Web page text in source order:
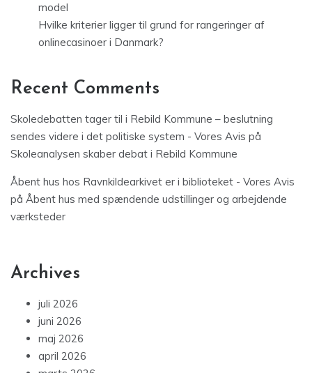
model
Hvilke kriterier ligger til grund for rangeringer af
onlinecasinoer i Danmark?
Recent Comments
Skoledebatten tager til i Rebild Kommune – beslutning
sendes videre i det politiske system - Vores Avis på
Skoleanalysen skaber debat i Rebild Kommune
Åbent hus hos Ravnkildearkivet er i biblioteket - Vores Avis
på Åbent hus med spændende udstillinger og arbejdende
værksteder
Archives
juli 2026
juni 2026
maj 2026
april 2026